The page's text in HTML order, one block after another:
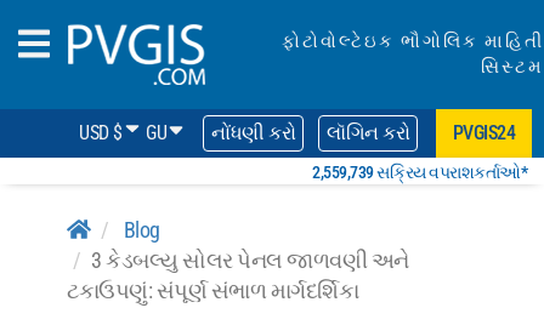
ફોટોવોલ્ટેઇક ભૌગોલિક માહિતી
સિસ્ટમ
USD $ GU નોંધણી કરો લૉગિન કરો PVGIS24
2,559,739 સક્રિય વપરાશકર્તાઓ*
Blog
3 કેડબલ્યુ સોલર પેનલ જાળવણી અને
ટકાઉપણું: સંપૂર્ણ સંભાળ માર્ગદર્શિકા